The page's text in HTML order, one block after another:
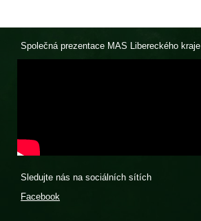
Společná prezentace MAS Libereckého kraje
Sledujte nás na sociálních sítích
Facebook